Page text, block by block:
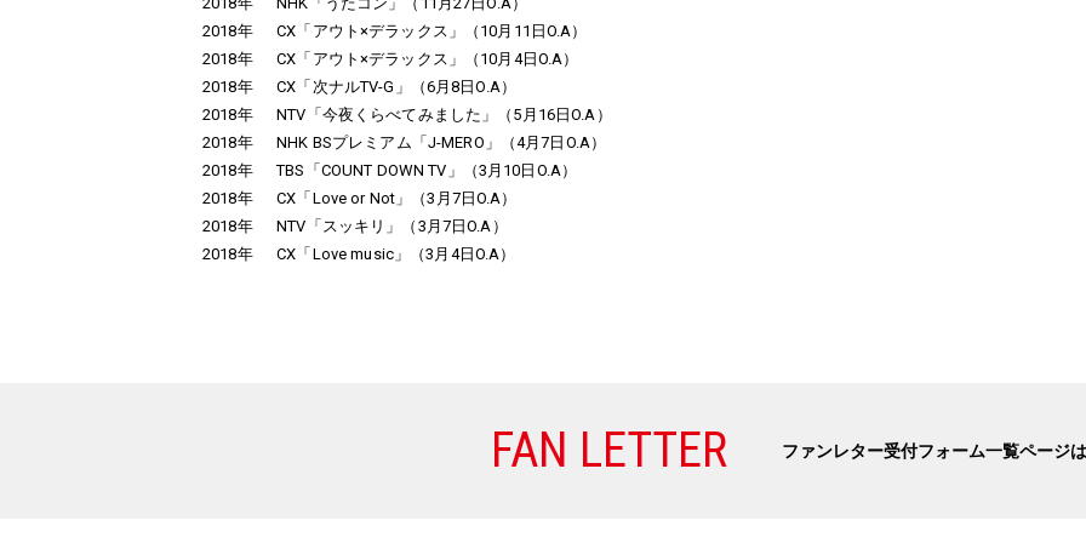
2018年
CX「アウト×デラックス」（10月11日O.A）
2018年
CX「アウト×デラックス」（10月4日O.A）
2018年
CX「次ナルTV-G」（6月8日O.A）
2018年
NTV「今夜くらべてみました」（5月16日O.A）
2018年
NHK BSプレミアム「J-MERO」（4月7日O.A）
2018年
TBS「COUNT DOWN TV」（3月10日O.A）
2018年
CX「Love or Not」（3月7日O.A）
2018年
NTV「スッキリ」（3月7日O.A）
2018年
CX「Love music」（3月4日O.A）
FAN LETTER ファンレター受付フォーム一覧ページは